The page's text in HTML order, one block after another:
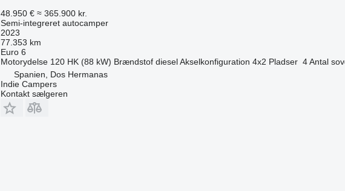
48.950 € ≈ 365.900 kr.
Semi-integreret autocamper
2023
77.353 km
Euro 6
Motorydelse 120 HK (88 kW) Brændstof diesel Akselkonfiguration 4x2 Pladser 4 Antal
Spanien, Dos Hermanas
Indie Campers
Kontakt sælgeren